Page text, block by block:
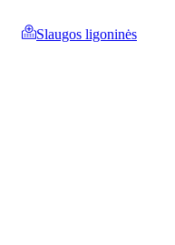
Slaugos ligoninės